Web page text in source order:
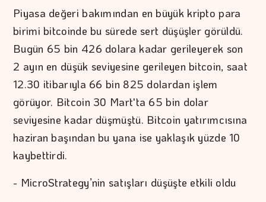
Piyasa değeri bakımından en büyük kripto para
birimi bitcoinde bu sürede sert düşüşler görüldü.
Bugün 65 bin 426 dolara kadar gerileyerek son
2 ayın en düşük seviyesine gerileyen bitcoin, saat
12.30 itibarıyla 66 bin 825 dolardan işlem
görüyor. Bitcoin 30 Mart'ta 65 bin dolar
seviyesine kadar düşmüştü. Bitcoin yatırımcısına
haziran başından bu yana ise yaklaşık yüzde 10
kaybettirdi.
- MicroStrategy’nin satışları düşüşte etkili oldu